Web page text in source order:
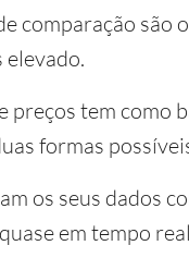
comparação são
elevado.
preços tem como
formas
os seus dados
em tempo